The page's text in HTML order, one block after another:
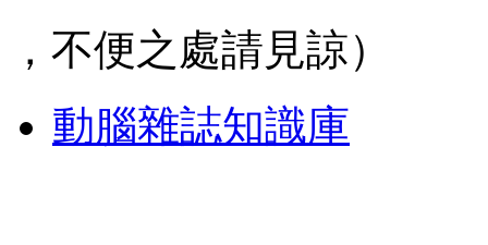
，不便之處請見諒）
動腦雜誌知識庫